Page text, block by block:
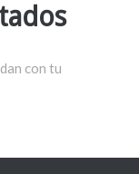
con tu